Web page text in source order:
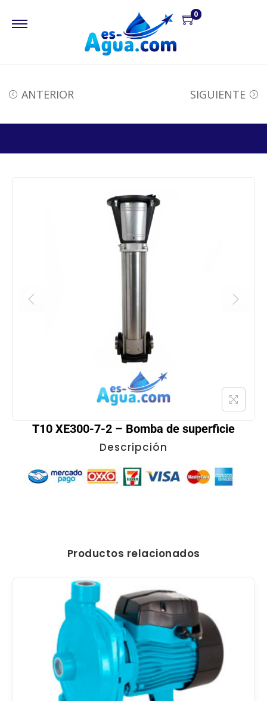
0
ANTERIOR SIGUIENTE
T10 XE300-7-2 – Bomba de superficie
Descripción
Productos relacionados